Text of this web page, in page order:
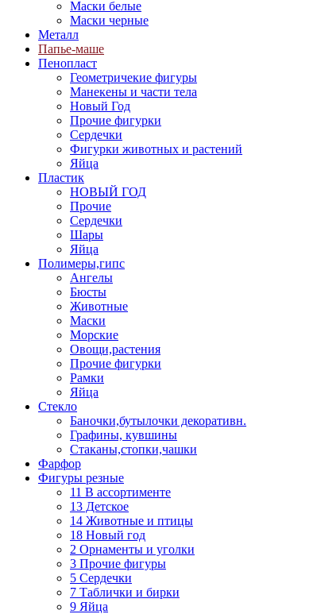
Маски белые
Маски черные
Металл
Папье-маше
Пенопласт
Геометричекие фигуры
Манекены и части тела
Новый Год
Прочие фигурки
Сердечки
Фигурки животных и растений
Яйца
Пластик
НОВЫЙ ГОД
Прочие
Сердечки
Шары
Яйца
Полимеры,гипс
Ангелы
Бюсты
Животные
Маски
Морские
Овощи,растения
Прочие фигурки
Рамки
Яйца
Стекло
Баночки,бутылочки декоративн.
Графины, кувшины
Стаканы,стопки,чашки
Фарфор
Фигуры резные
11 В ассортименте
13 Детское
14 Животные и птицы
18 Новый год
2 Орнаменты и уголки
3 Прочие фигуры
5 Сердечки
7 Таблички и бирки
9 Яйца